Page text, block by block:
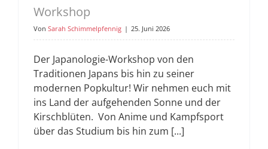
Workshop
Von Sarah Schimmelpfennig | 25. Juni 2026
Der Japanologie-Workshop von den
Traditionen Japans bis hin zu seiner
modernen Popkultur! Wir nehmen euch mit
ins Land der aufgehenden Sonne und der
Kirschblüten. Von Anime und Kampfsport
über das Studium bis hin zum [...]